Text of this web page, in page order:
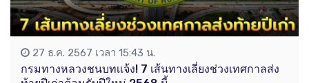
27 ธ.ค. 2567 เวลา 15:43 น.
กรมทางหลวงชนบทเเจ้ง! 7 เส้นทางเลี่ยงช่วงเทศกาลส่ง